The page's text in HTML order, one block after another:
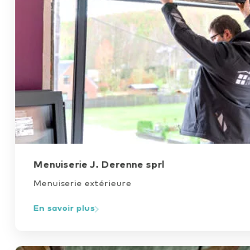
Menuiserie J. Derenne sprl
Menuiserie extérieure
En savoir plus